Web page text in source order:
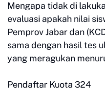
Mengapa tidak di
evaluasi apakah nilai
Pemprov Jabar dan
sama dengan hasil tes
yang meragukan
Pendaftar Kuota 324